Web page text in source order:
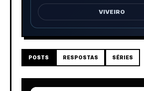
VIVEIRO
POSTS RESPOSTAS SÉRIES